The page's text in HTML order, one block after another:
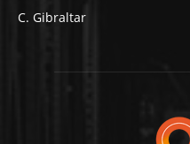
C. Gibraltar